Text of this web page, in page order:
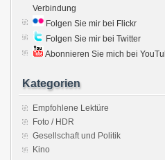
Verbindung
Folgen Sie mir bei Flickr
Folgen Sie mir bei Twitter
Abonnieren Sie mich bei
Kategorien
Empfohlene Lektüre
Foto / HDR
Gesellschaft und Politik
Kino